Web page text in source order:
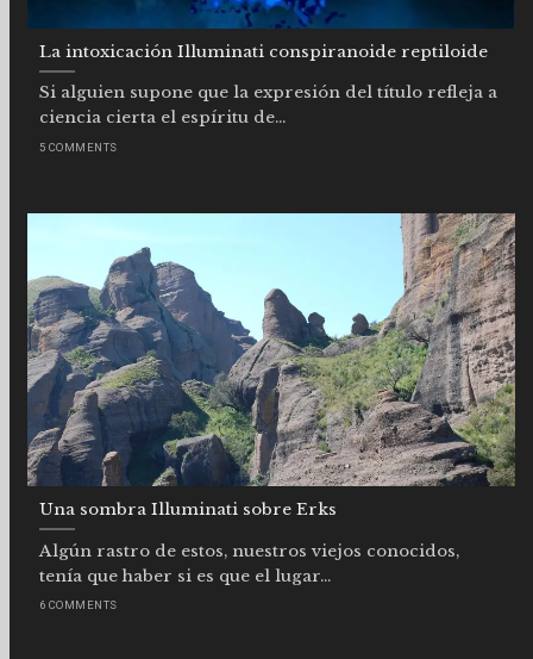
La intoxicación Illuminati conspiranoide reptiloide
Si alguien supone que la expresión del título refleja a
ciencia cierta el espíritu de...
5 COMMENTS
Una sombra Illuminati sobre Erks
Algún rastro de estos, nuestros viejos conocidos,
tenía que haber si es que el lugar...
6 COMMENTS